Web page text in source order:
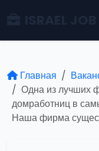
Главная
Одна из лучших
домработниц в
Наша фирма